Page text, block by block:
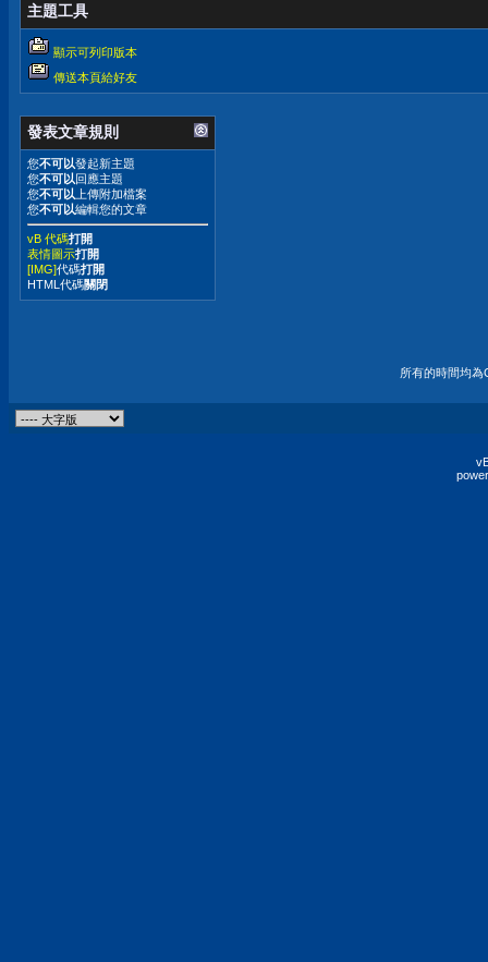
主題工具
顯示可列印版本
傳送本頁給好友
發表文章規則
您不可以發起新主題
您不可以回應主題
您不可以 上傳附加檔案
您不可以編輯您的文章
vB 代碼打開
表情圖示打開
[IMG]代碼打開
HTML代碼關閉
所有的時間均為